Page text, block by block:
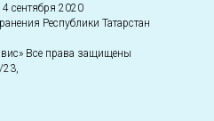
сентября 2020
Республики Татарстан
Все права защищены
23,